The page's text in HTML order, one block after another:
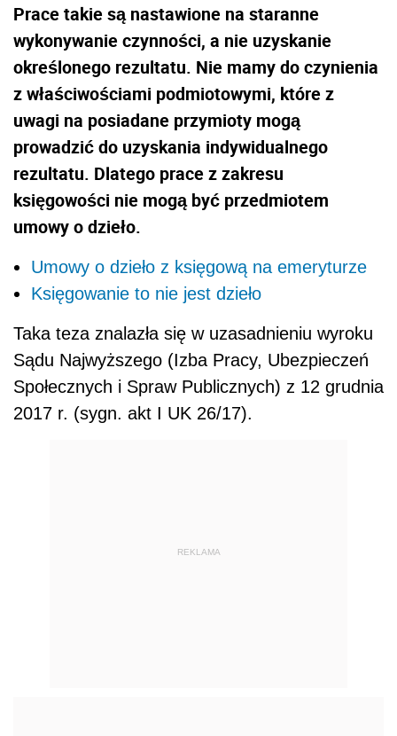
Prace takie są nastawione na staranne
wykonywanie czynności, a nie uzyskanie
określonego rezultatu. Nie mamy do czynienia
z właściwościami podmiotowymi, które z
uwagi na posiadane przymioty mogą
prowadzić do uzyskania indywidualnego
rezultatu. Dlatego prace z zakresu
księgowości nie mogą być przedmiotem
umowy o dzieło.
Umowy o dzieło z księgową na emeryturze
Księgowanie to nie jest dzieło
Taka teza znalazła się w uzasadnieniu wyroku
Sądu Najwyższego (Izba Pracy, Ubezpieczeń
Społecznych i Spraw Publicznych) z 12 grudnia
2017 r. (sygn. akt I UK 26/17).
REKLAMA